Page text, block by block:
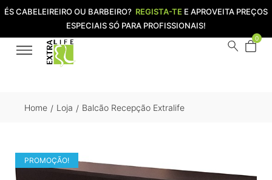
ÉS CABELEIREIRO OU BARBEIRO? REGISTA-TE E APROVEITA PREÇOS
ESPECIAIS SÓ PARA PROFISSIONAIS!
0
Home / Loja / Balcão Recepção Extralife
PROMOÇÃO!